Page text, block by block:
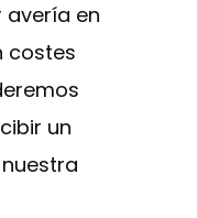
avería en
costes
un